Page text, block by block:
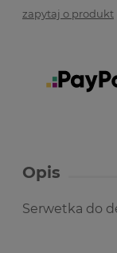
zapytaj o produkt
Opis
Serwetka do